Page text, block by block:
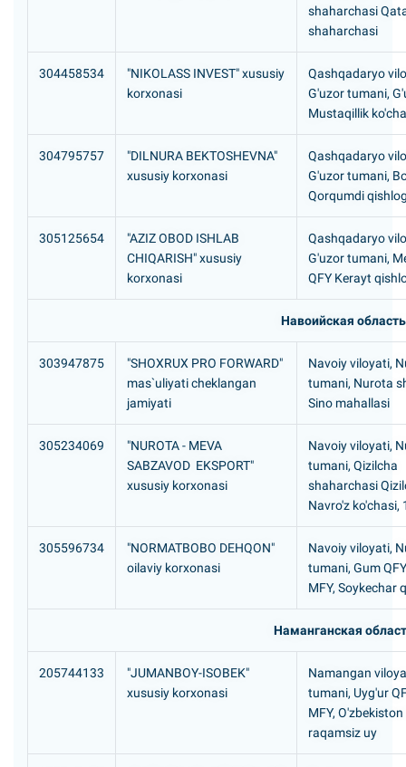
shaharchasi
shaharchasi
304458534
"NIKOLASS INVEST" xususiy
korxonasi
Qashqadaryo
G'uzor tumani,
Mustaqillik
304795757
"DILNURA BEKTOSHEVNA"
xususiy korxonasi
Qashqadaryo
G'uzor tumani,
Qorqumdi
305125654
"AZIZ OBOD ISHLAB
CHIQARISH" xususiy
korxonasi
Qashqadaryo
G'uzor tumani,
QFY Kerayt
Навоийская область
303947875
"SHOXRUX PRO FORWARD"
mas`uliyati cheklangan
jamiyati
Navoiy viloyati,
tumani, Nurota
Sino mahallasi
305234069
"NUROTA - MEVA
SABZAVOD EKSPORT"
xususiy korxonasi
Navoiy viloyati,
tumani, Qizilcha
shaharchasi
Navro'z ko'chasi,
305596734
"NORMATBOBO DEHQON"
oilaviy korxonasi
Navoiy viloyati,
tumani, Gum
MFY, Soykechar
Наманганская
205744133
"JUMANBOY-ISOBEK"
xususiy korxonasi
Namangan
tumani, Uyg'ur
MFY,
raqamsiz uy